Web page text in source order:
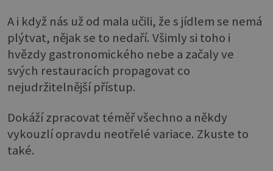
A i když nás už od mala učili, že s jídlem se nemá
plýtvat, nějak se to nedaří. Všimly si toho i
hvězdy gastronomického nebe a začaly ve
svých restauracích propagovat co
nejudržitelnější přístup.
Dokáží zpracovat téměř všechno a někdy
vykouzlí opravdu neotřelé variace. Zkuste to
také.